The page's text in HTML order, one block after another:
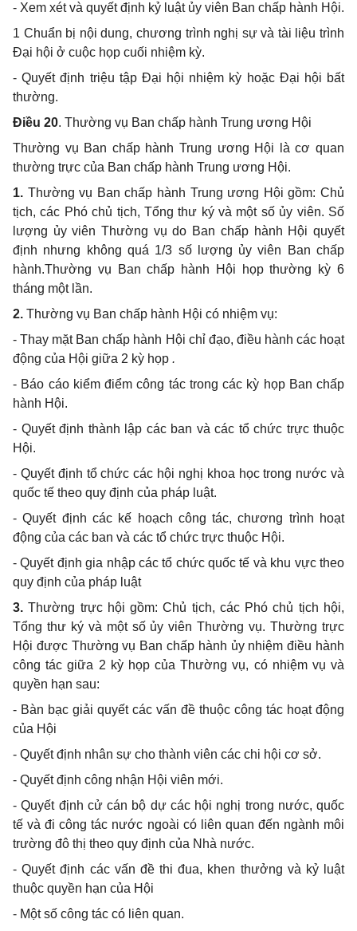
- Xem xét và quyết định kỷ luật ủy viên Ban chấp hành Hội.
1 Chuẩn bị nội dung, chương trình nghị sự và tài liệu trình
Đại hội ở cuộc họp cuối nhiệm kỳ.
- Quyết định triệu tập Đại hội nhiệm kỳ hoặc Đại hội bất
thường.
Điều 20. Thường vụ Ban chấp hành Trung ương Hội
Thường vụ Ban chấp hành Trung ương Hội là cơ quan
thường trực của Ban chấp hành Trung ương Hội.
1. Thường vụ Ban chấp hành Trung ương Hội gồm: Chủ
tịch, các Phó chủ tịch, Tổng thư ký và một số ủy viên. Số
lượng ủy viên Thường vụ do Ban chấp hành Hội quyết
định nhưng không quá 1/3 số lượng ủy viên Ban chấp
hành.Thường vụ Ban chấp hành Hội họp thường kỳ 6
tháng một lần.
2. Thường vụ Ban chấp hành Hội có nhiệm vụ:
- Thay mặt Ban chấp hành Hội chỉ đạo, điều hành các hoạt
động của Hội giữa 2 kỳ họp .
- Báo cáo kiểm điểm công tác trong các kỳ họp Ban chấp
hành Hội.
- Quyết định thành lập các ban và các tổ chức trực thuộc
Hội.
- Quyết định tổ chức các hội nghị khoa học trong nước và
quốc tế theo quy định của pháp luật.
- Quyết định các kế hoạch công tác, chương trình hoạt
động của các ban và các tổ chức trực thuộc Hội.
- Quyết định gia nhập các tổ chức quốc tế và khu vực theo
quy định của pháp luật
3. Thường trực hội gồm: Chủ tịch, các Phó chủ tịch hội,
Tổng thư ký và một số ủy viên Thường vụ. Thường trực
Hội được Thường vụ Ban chấp hành ủy nhiệm điều hành
công tác giữa 2 kỳ họp của Thường vụ, có nhiệm vụ và
quyền hạn sau:
- Bàn bạc giải quyết các vấn đề thuộc công tác hoạt động
của Hội
- Quyết định nhân sự cho thành viên các chi hội cơ sở.
- Quyết định công nhận Hội viên mới.
- Quyết định cử cán bộ dự các hội nghị trong nước, quốc
tế và đi công tác nước ngoài có liên quan đến ngành môi
trường đô thị theo quy định của Nhà nước.
- Quyết định các vấn đề thi đua, khen thưởng và kỷ luật
thuộc quyền hạn của Hội
- Một số công tác có liên quan.